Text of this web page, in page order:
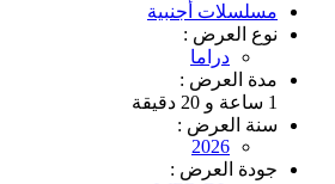
مسلسلات أجنبية
نوع العرض :
دراما
مدة العرض :
1 ساعة و 20 دقيقة
سنة العرض :
2026
جودة العرض :